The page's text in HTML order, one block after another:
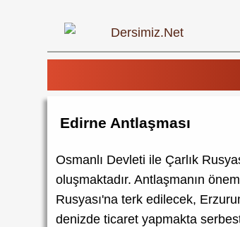
Edirne Antlaşması
Osmanlı Devleti ile Çarlık
oluşmaktadır. Antlaşmanın
Rusyası'na terk edilecek,
denizde ticaret yapmakta